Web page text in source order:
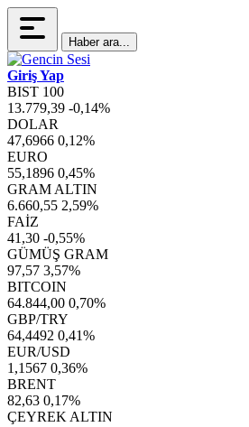
Haber ara...
Giriş Yap
BIST 100
13.779,39 -0,14%
DOLAR
47,6966 0,12%
EURO
55,1896 0,45%
GRAM ALTIN
6.660,55 2,59%
FAİZ
41,30 -0,55%
GÜMÜŞ GRAM
97,57 3,57%
BITCOIN
64.844,00 0,70%
GBP/TRY
64,4492 0,41%
EUR/USD
1,1567 0,36%
BRENT
82,63 0,17%
ÇEYREK ALTIN